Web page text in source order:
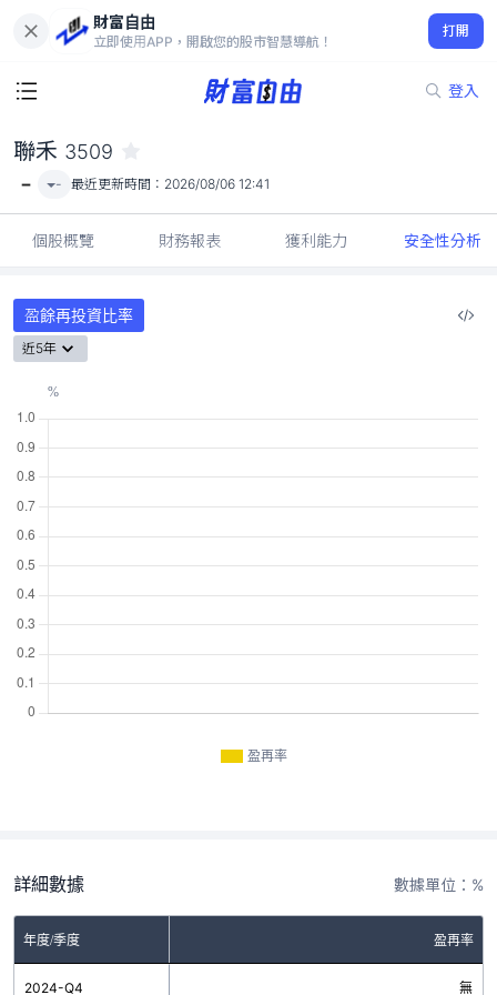
財富自由
立即使用APP，開啟您的股市智慧導航！
打開
登入
-
聯禾 3509
- - 最近更新時間： 2026/08/06 12:41
個股概覽 財務報表 獲利能力 安全性分析
盈餘再投資比率
近5年
盈再率
詳細數據 數據單位：%
年度/季度 盈再率
2024-Q4 無